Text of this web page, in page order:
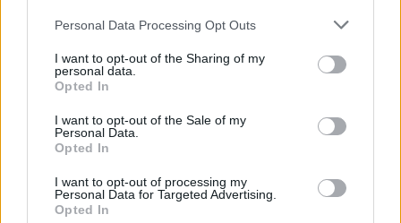
Please note that this website/app uses one or more Google
not limited to your visit or usage behaviour. You may click to
grant or deny consent to Google and its third-party tags to
use your data for below specified purposes in below Google
consent section.
Personal Data Processing Opt Outs
I want to opt-out of the Sharing of my
personal data.
Opted In
I want to opt-out of the Sale of my
Personal Data.
Opted In
I want to opt-out of processing my
Personal Data for Targeted Advertising.
Opted In
VAGY